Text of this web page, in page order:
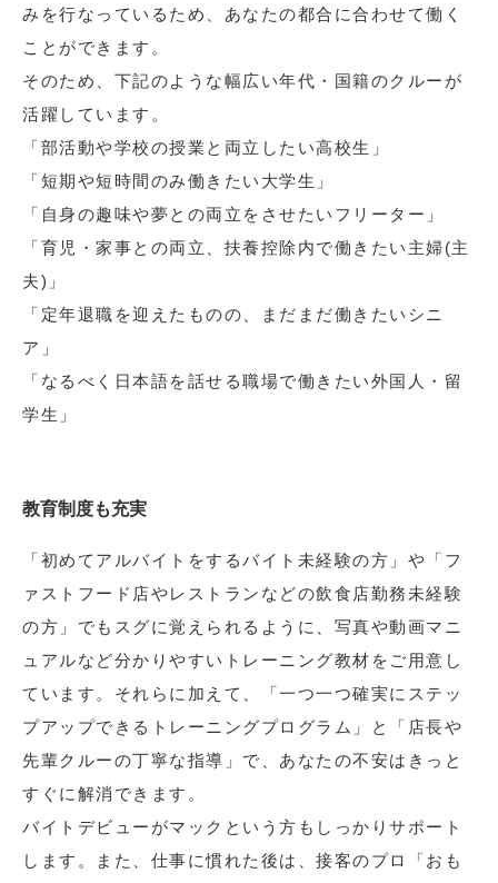
みを行なっているため、あなたの都合に合わせて働く
ことができます。
そのため、下記のような幅広い年代・国籍のクルーが
活躍しています。
「部活動や学校の授業と両立したい高校生」
「短期や短時間のみ働きたい大学生」
「自身の趣味や夢との両立をさせたいフリーター」
「育児・家事との両立、扶養控除内で働きたい主婦(主
夫)」
「定年退職を迎えたものの、まだまだ働きたいシニ
ア」
「なるべく日本語を話せる職場で働きたい外国人・留
学生」
教育制度も充実
「初めてアルバイトをするバイト未経験の方」や「フ
ァストフード店やレストランなどの飲食店勤務未経験
の方」でもスグに覚えられるように、写真や動画マニ
ュアルなど分かりやすいトレーニング教材をご用意し
ています。それらに加えて、「一つ一つ確実にステッ
プアップできるトレーニングプログラム」と「店長や
先輩クルーの丁寧な指導」で、あなたの不安はきっと
すぐに解消できます。
バイトデビューがマックという方もしっかりサポート
します。また、仕事に慣れた後は、接客のプロ「おも